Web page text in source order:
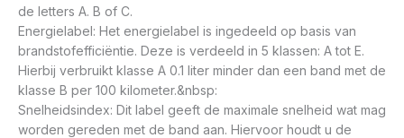
de letters A. B of C.
Energielabel: Het energielabel is ingedeeld op basis van
brandstofefficiëntie. Deze is verdeeld in 5 klassen: A tot E.
Hierbij verbruikt klasse A 0.1 liter minder dan een band met de
klasse B per 100 kilometer.&nbsp:
Snelheidsindex: Dit label geeft de maximale snelheid wat mag
worden gereden met de band aan. Hiervoor houdt u de